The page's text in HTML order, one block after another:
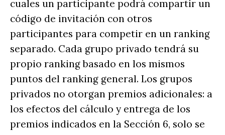
cuales un participante podrá compartir un
código de invitación con otros
participantes para competir en un ranking
separado. Cada grupo privado tendrá su
propio ranking basado en los mismos
puntos del ranking general. Los grupos
privados no otorgan premios adicionales: a
los efectos del cálculo y entrega de los
premios indicados en la Sección 6, solo se